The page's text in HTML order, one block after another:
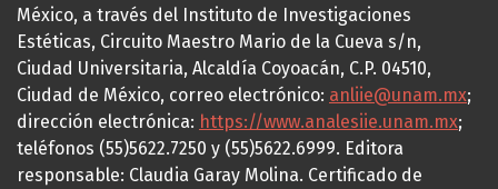
México, a través del Instituto de Investigaciones
Estéticas, Circuito Maestro Mario de la Cueva s/n,
Ciudad Universitaria, Alcaldía Coyoacán, C.P. 04510,
Ciudad de México, correo electrónico: anliie@unam.mx;
dirección electrónica: https://www.analesiie.unam.mx;
teléfonos (55)5622.7250 y (55)5622.6999. Editora
responsable: Claudia Garay Molina. Certificado de